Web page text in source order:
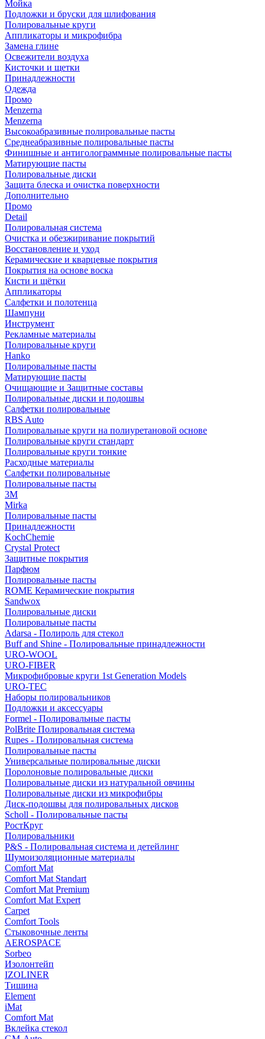
Мойка
Подложки и бруски для шлифования
Полировальные круги
Аппликаторы и микрофибра
Замена глине
Освежители воздуха
Кисточки и щетки
Принадлежности
Одежда
Промо
Menzerna
Menzerna
Высокоабразивные полировальные пасты
Среднеабразивные полировальные пасты
Финишные и антиголограммные полировальные пасты
Матирующие пасты
Полировальные диски
Защита блеска и очистка поверхности
Дополнительно
Промо
Detail
Полировальная система
Очистка и обезжиривание покрытий
Восстановление и уход
Керамические и кварцевые покрытия
Покрытия на основе воска
Кисти и щётки
Аппликаторы
Салфетки и полотенца
Шампуни
Инструмент
Рекламные материалы
Полировальные круги
Hanko
Полировальные пасты
Матирующие пасты
Очищающие и Защитные составы
Полировальные диски и подошвы
Салфетки полировальные
RBS Auto
Полировальные круги на полиуретановой основе
Полировальные круги стандарт
Полировальные круги тонкие
Расходные материалы
Салфетки полировальные
Полировальные пасты
3М
Mirka
Полировальные пасты
Принадлежности
KochChemie
Crystal Protect
Защитные покрытия
Парфюм
Полировальные пасты
ROME Керамические покрытия
Sandwox
Полировальные диски
Полировальные пасты
Adarsa - Полироль для стекол
Buff and Shine - Полировальные принадлежности
URO-WOOL
URO-FIBER
Микрофибровые круги 1st Generation Models
URO-TEC
Наборы полировальников
Подложки и аксессуары
Formel - Полировальные пасты
PolBrite Полировальная система
Rupes - Полировальная система
Полировальные пасты
Универсальные полировальные диски
Поролоновые полировальные диски
Полировальные диски из натуральной овчины
Полировальные диски из микрофибры
Диск-подошвы для полировальных дисков
Scholl - Полировальные пасты
РостКруг
Полировальники
P&S - Полировальная система и детейлинг
Шумоизоляционные материалы
Comfort Mat
Comfort Mat Standart
Comfort Mat Premium
Comfort Mat Expert
Carpet
Comfort Tools
Стыковочные ленты
AEROSPACE
Sorbeo
Изолонтейп
IZOLINER
Тишина
Element
iMat
Comfort Mat
Вклейка стекол